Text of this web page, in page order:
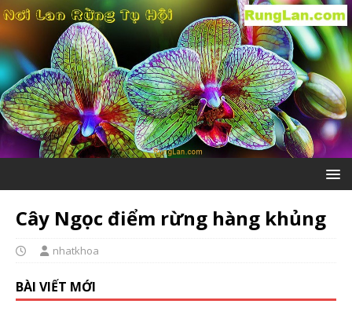
Cây Ngọc điểm rừng hàng khủng
nhatkhoa
BÀI VIẾT MỚI